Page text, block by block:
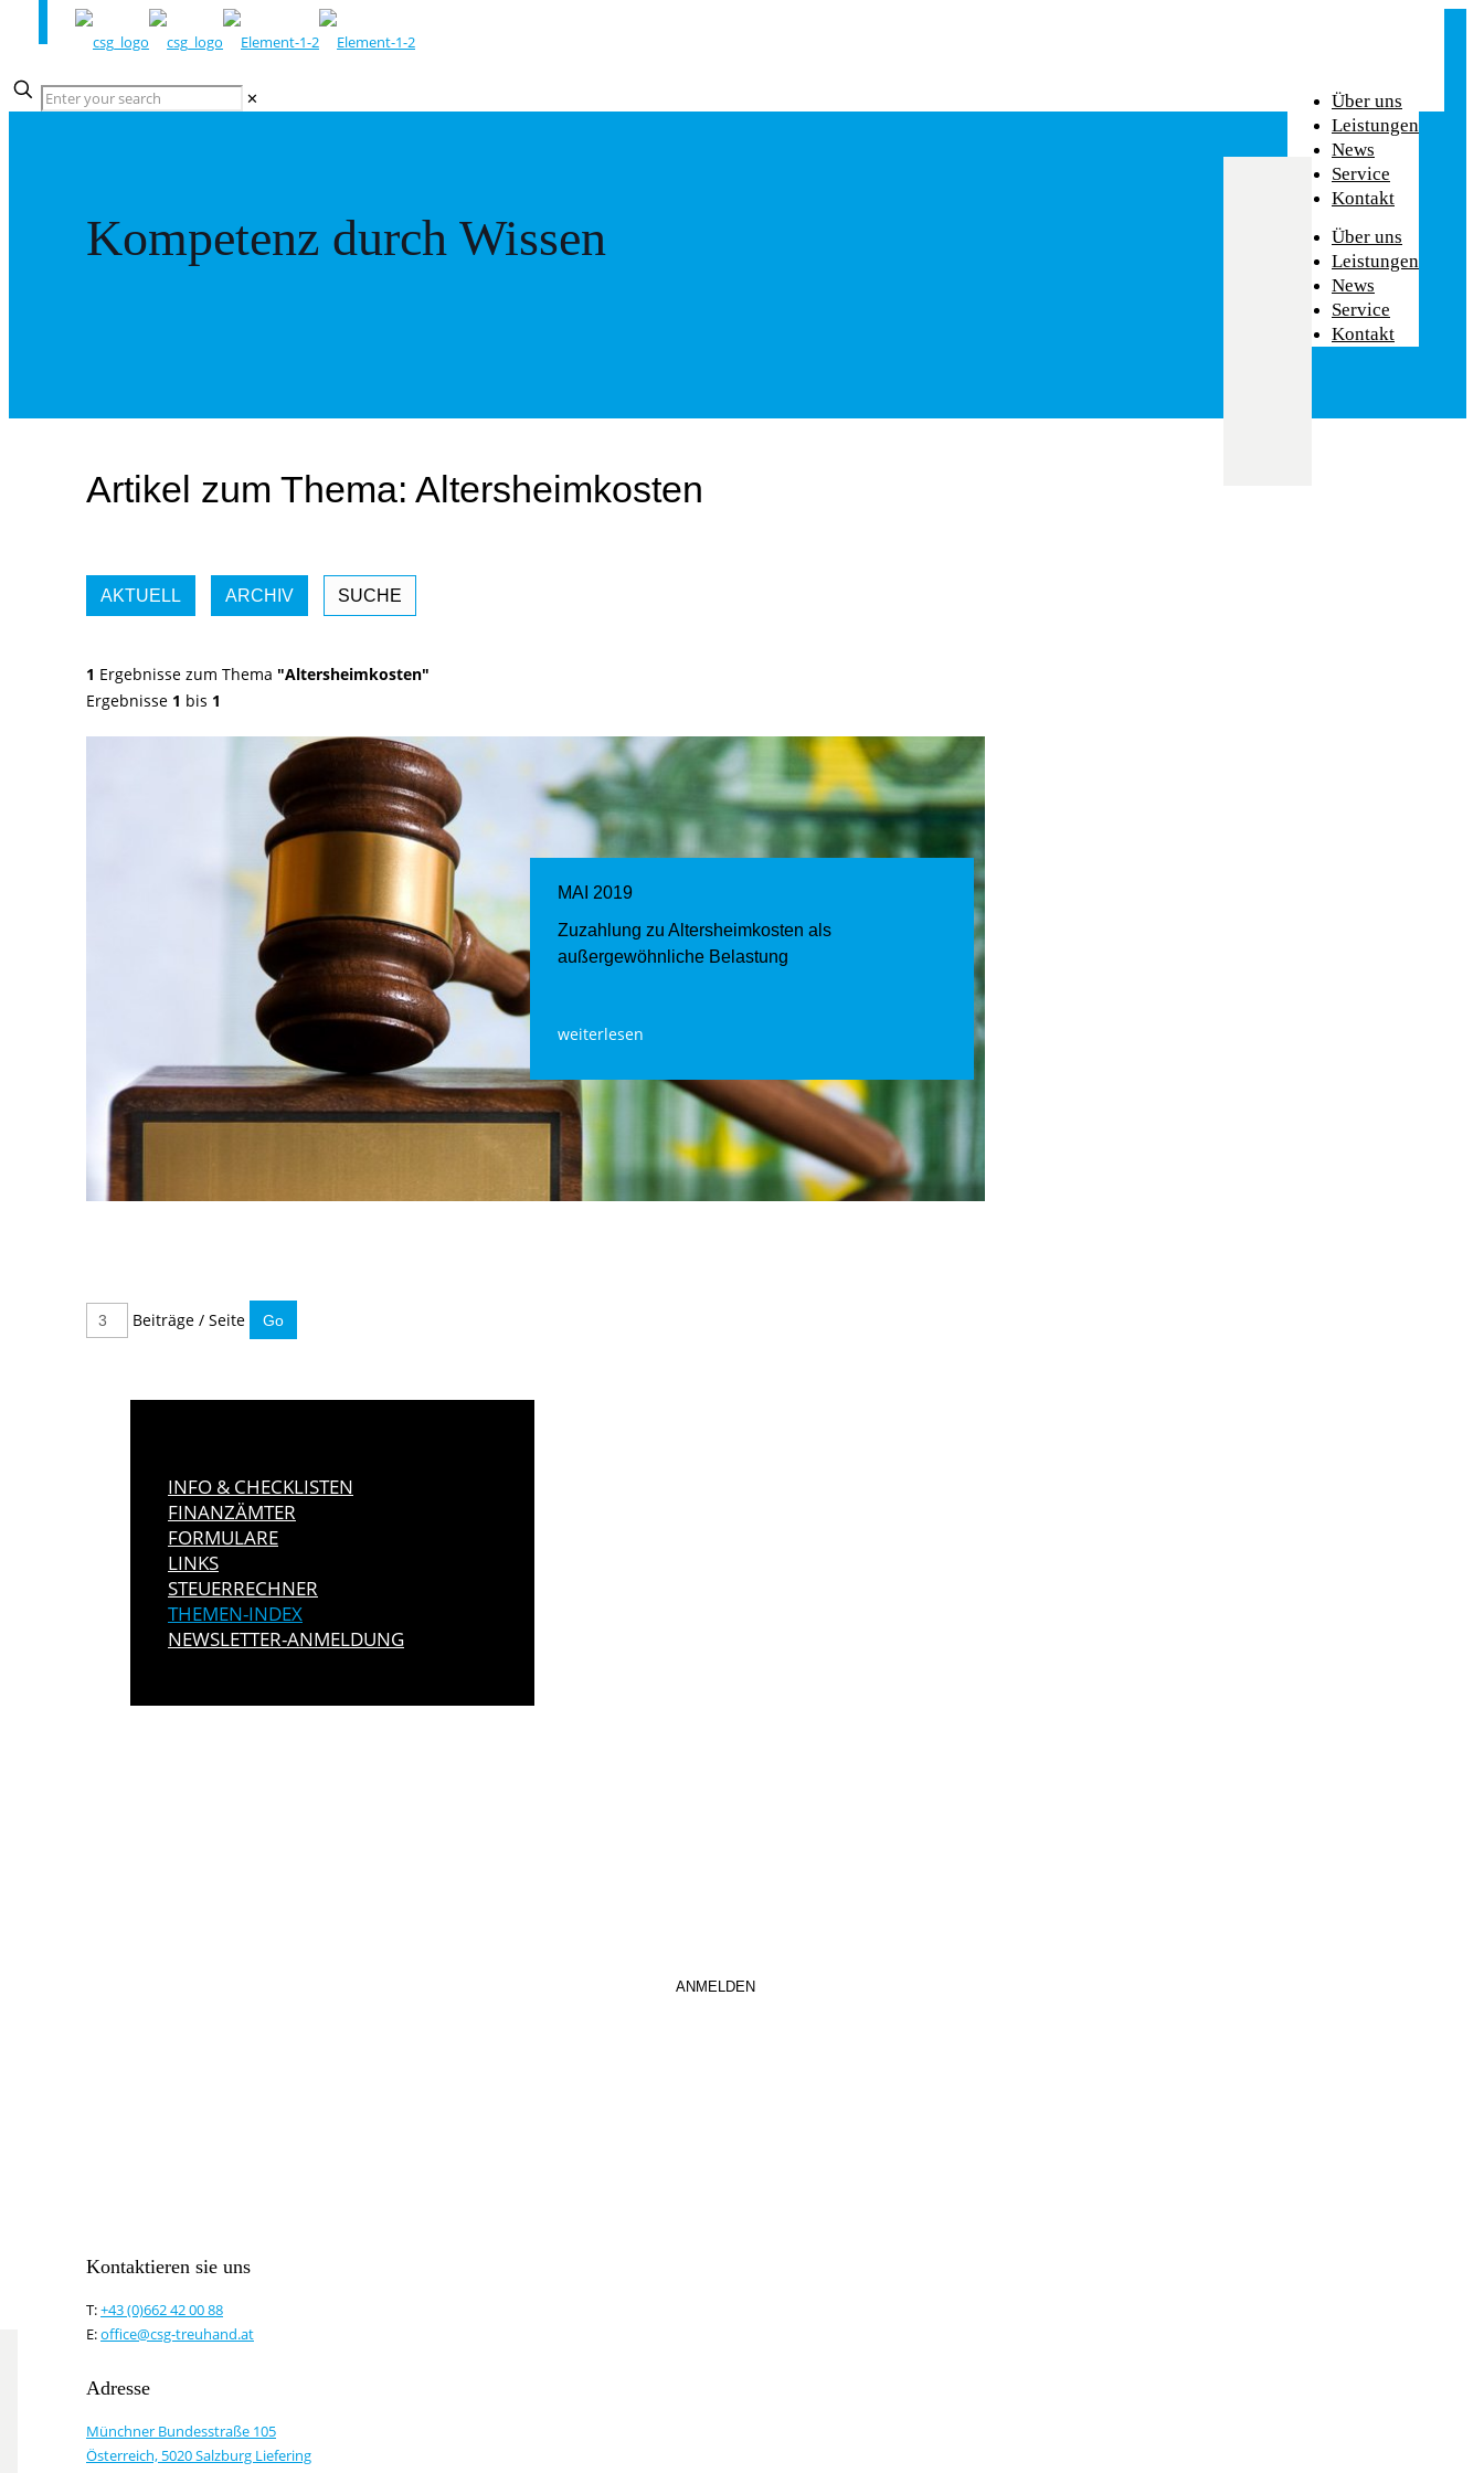
Über uns
Leistungen
News
Service
Kontakt
Über uns
Leistungen
News
Service
Kontakt
✕
Kompetenz durch Wissen
Artikel zum Thema: Altersheimkosten
AKTUELL ARCHIV SUCHE
1 Ergebnisse zum Thema "Altersheimkosten"
Ergebnisse 1 bis 1
MAI 2019
Zuzahlung zu Altersheimkosten als
außergewöhnliche Belastung
weiterlesen
Beiträge / Seite
INFO & CHECKLISTEN
FINANZÄMTER
FORMULARE
LINKS
STEUERRECHNER
THEMEN-INDEX
NEWSLETTER-ANMELDUNG
Kontaktieren sie uns
T:+43 (0)662 42 00 88
E:office@csg-treuhand.at
Adresse
Münchner Bundesstraße 105
Österreich, 5020 Salzburg Liefering